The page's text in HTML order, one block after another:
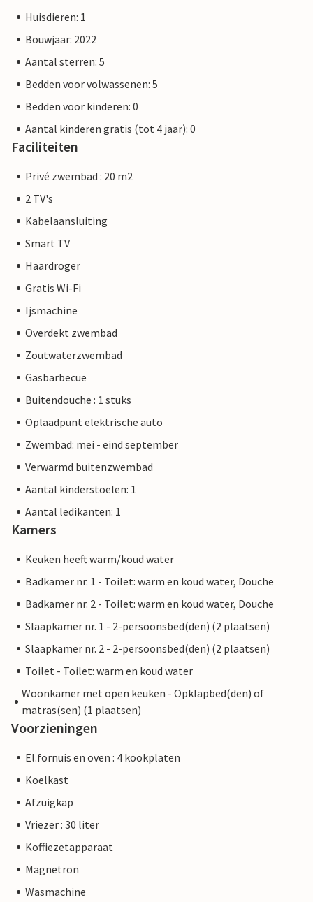
Huisdieren: 1
Bouwjaar: 2022
Aantal sterren: 5
Bedden voor volwassenen: 5
Bedden voor kinderen: 0
Aantal kinderen gratis (tot 4 jaar): 0
Faciliteiten
Privé zwembad : 20 m2
2 TV's
Kabelaansluiting
Smart TV
Haardroger
Gratis Wi-Fi
Ijsmachine
Overdekt zwembad
Zoutwaterzwembad
Gasbarbecue
Buitendouche : 1 stuks
Oplaadpunt elektrische auto
Zwembad: mei - eind september
Verwarmd buitenzwembad
Aantal kinderstoelen: 1
Aantal ledikanten: 1
Kamers
Keuken heeft warm/koud water
Badkamer nr. 1 - Toilet: warm en koud water, Douche
Badkamer nr. 2 - Toilet: warm en koud water, Douche
Slaapkamer nr. 1 - 2-persoonsbed(den) (2 plaatsen)
Slaapkamer nr. 2 - 2-persoonsbed(den) (2 plaatsen)
Toilet - Toilet: warm en koud water
Woonkamer met open keuken - Opklapbed(den) of
matras(sen) (1 plaatsen)
Voorzieningen
El.fornuis en oven : 4 kookplaten
Koelkast
Afzuigkap
Vriezer : 30 liter
Koffiezetapparaat
Magnetron
Wasmachine